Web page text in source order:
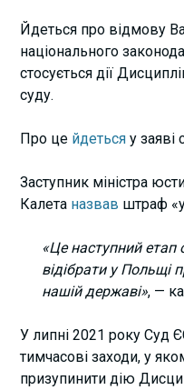
Йдеться про відмову
національного
стосується дії
суду.
Про це йдеться у заяві
Заступник міністра
Калета назвав штраф
«Це наступний етап
відібрати у Польщі
нашій державі», —
У липні 2021 року Суд
тимчасові заходи, у
призупинити дію